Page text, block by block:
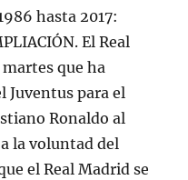
hasta 2017:
El Real
que ha
Juventus para el
Ronaldo al
la voluntad del
el Real Madrid se